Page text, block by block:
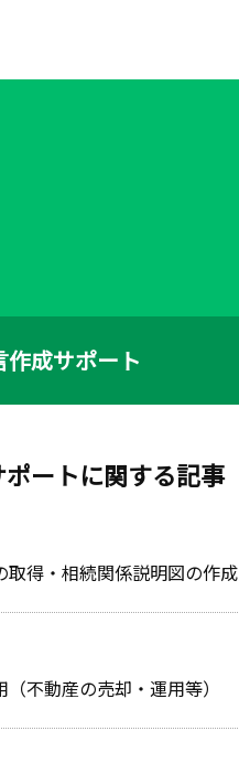
作成サポート
ートに関する記事
取得・相続関係説明図の作成
不動産の売却・運用等）